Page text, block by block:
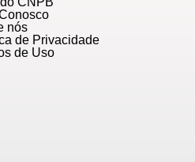
nós
de Privacidade
de Uso